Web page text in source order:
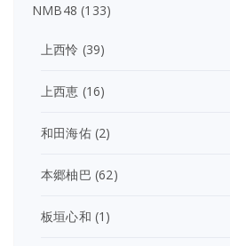
NMB48 (133)
上西怜 (39)
上西恵 (16)
和田海佑(2)
本郷柚巴 (62)
板垣心和 (1)